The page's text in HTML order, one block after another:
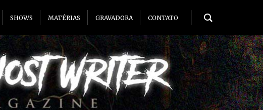
SHOWS MATÉRIAS GRAVADORA CONTATO